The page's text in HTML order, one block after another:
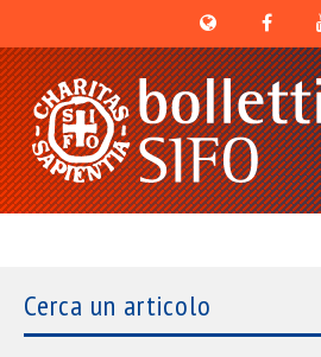
Cerca un articolo